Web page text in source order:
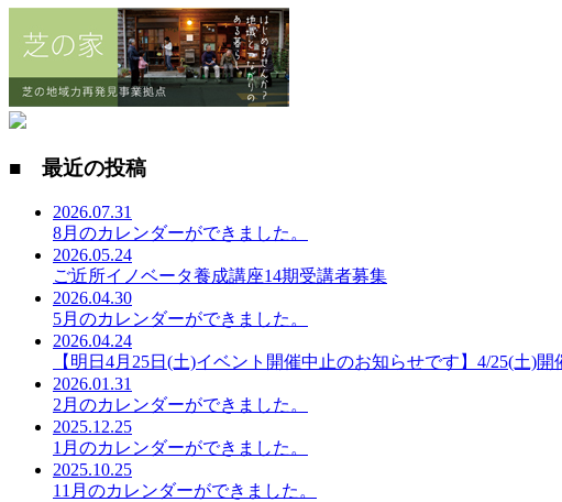
■ 最近の投稿
2026.07.31
8月のカレンダーができました。
2026.05.24
ご近所イノベータ養成講座14期受講者募集
2026.04.30
5月のカレンダーができました。
2026.04.24
【明日4月25日(土)イベント開催中止のお知らせです】4/25(土)
2026.01.31
2月のカレンダーができました。
2025.12.25
1月のカレンダーができました。
2025.10.25
11月のカレンダーができました。